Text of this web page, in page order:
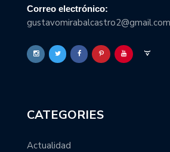
Correo electrónico:
gustavomirabalcastro2@gmail.com
CATEGORIES
Actualidad